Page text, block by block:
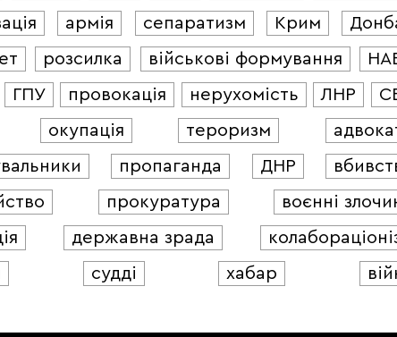
армія сепаратизм Крим
розсилка військові формування
ГПУ провокація нерухомість ЛНР
окупація тероризм
пропаганда ДНР
прокуратура
воєнні
державна зрада
судді хабар